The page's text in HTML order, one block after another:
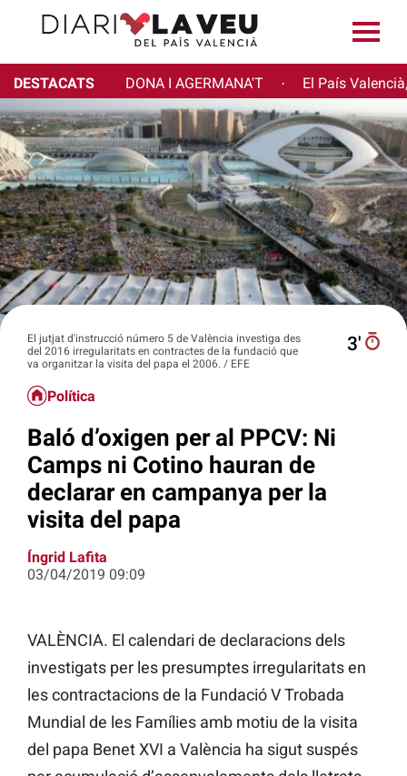
DESTACATS DONA I AGERMANA'T · El País
El jutjat d'instrucció número 5 de València investiga des
del 2016 irregularitats en contractes de la fundació que
va organitzar la visita del papa el 2006. / EFE
3′
Política
Baló d’oxigen per al PPCV: Ni
Camps ni Cotino hauran de
declarar en campanya per la
visita del papa
Íngrid Lafita
03/04/2019 09:09
VALÈNCIA. El calendari de declaracions dels
investigats per les presumptes irregularitats en
les contractacions de la Fundació V Trobada
Mundial de les Famílies amb motiu de la visita
del papa Benet XVI a València ha sigut suspés